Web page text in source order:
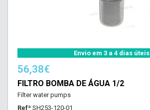
Envio em 3 a 4 dias úteis
56,38€
FILTRO BOMBA DE ÁGUA 1/2
Filter water pumps
Refª SH253-120-01